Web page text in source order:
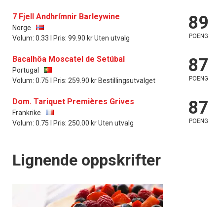
7 Fjell Andhrímnir Barleywine
Norge
Volum: 0.33 l Pris: 99.90 kr Uten utvalg
89
POENG
Bacalhôa Moscatel de Setúbal
Portugal
Volum: 0.75 l Pris: 259.90 kr Bestillingsutvalget
87
POENG
Dom. Tariquet Premières Grives
Frankrike
Volum: 0.75 l Pris: 250.00 kr Uten utvalg
87
POENG
Lignende oppskrifter